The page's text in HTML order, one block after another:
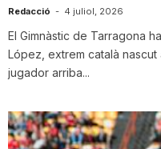
Redacció - 4 juliol, 2026
El Gimnàstic de Tarragona
López, extrem català nascut
jugador arriba...